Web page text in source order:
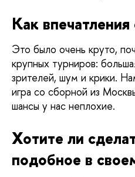
Как
Это было очень круто,
крупных турниров:
зрителей, шум и крики.
игра со сборной из
шансы у нас неплохие.
Хотите ли
подобное в